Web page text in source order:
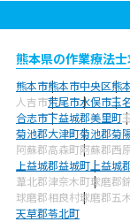
熊本県の作業療法
熊本市熊本市中央区熊
人吉市荒尾市水俣市玉
合志市下益城郡美里町
菊池郡大津町菊池郡菊
阿蘇郡高森町阿蘇郡西
上益城郡益城町 上益城
葦北郡津奈木町球磨郡
球磨郡相良村球磨郡五
天草郡苓北町